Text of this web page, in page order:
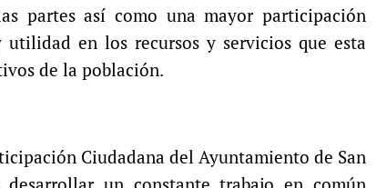
partes así como una mayor participación
en los recursos y servicios que esta
de la población.
Ciudadana del Ayuntamiento de San